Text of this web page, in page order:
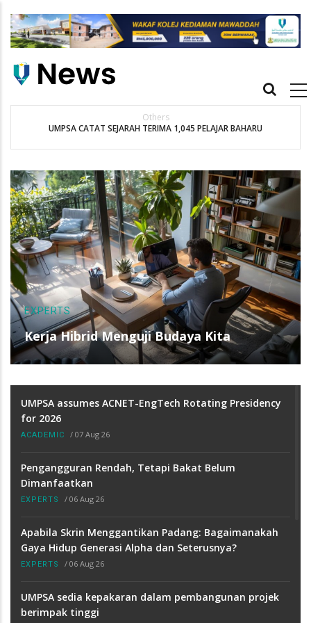
main
Main
Others
UMPSA CATAT SEJARAH TERIMA 1,045 PELAJAR BAHARU
EXPERTS
Kerja Hibrid Menguji Budaya Kita
UMPSA assumes ACNET-EngTech Rotating Presidency
for 2026
ACADEMIC / 07 Aug 26
Pengangguran Rendah, Tetapi Bakat Belum
Dimanfaatkan
EXPERTS / 06 Aug 26
Apabila Skrin Menggantikan Padang: Bagaimanakah
Gaya Hidup Generasi Alpha dan Seterusnya?
EXPERTS / 06 Aug 26
UMPSA sedia kepakaran dalam pembangunan projek
berimpak tinggi